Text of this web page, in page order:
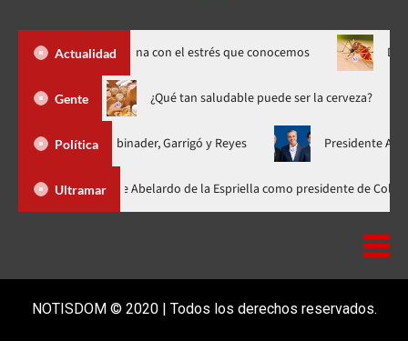
Actualidad
se relaciona con el estrés que conocemos Dengue
Gente
hasta 20 de agosto ¿Qué tan saludable puede ser la
Política
con Abinader, Garrigó y Reyes Presidente Abinader,
Ultramar
participa en la investidura de Abelardo de la Espriella como
NOTISDOM © 2020 | Todos los derechos reservados.